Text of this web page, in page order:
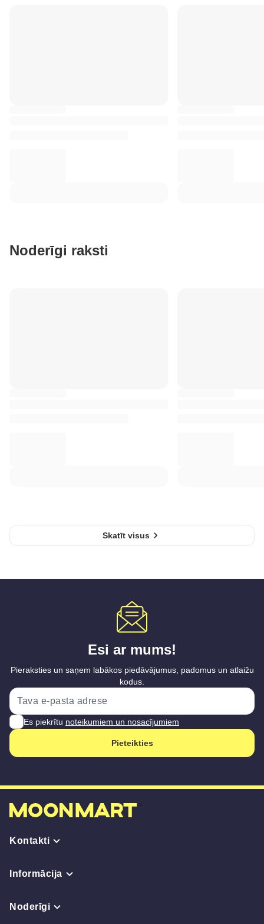
Noderīgi raksti
Skatīt visus
Esi ar mums!
Pieraksties un saņem labākos piedāvājumus, padomus un atlaižu
kodus.
Es piekrītu noteikumiem un nosacījumiem
Pieteikties
Kontakti
Informācija
Noderīgi